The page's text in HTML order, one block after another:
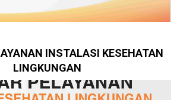
INSTALASI KESEHATAN
LINGKUNGAN